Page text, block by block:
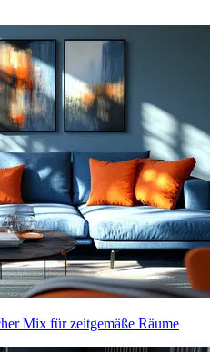
Mix für zeitgemäße Räume